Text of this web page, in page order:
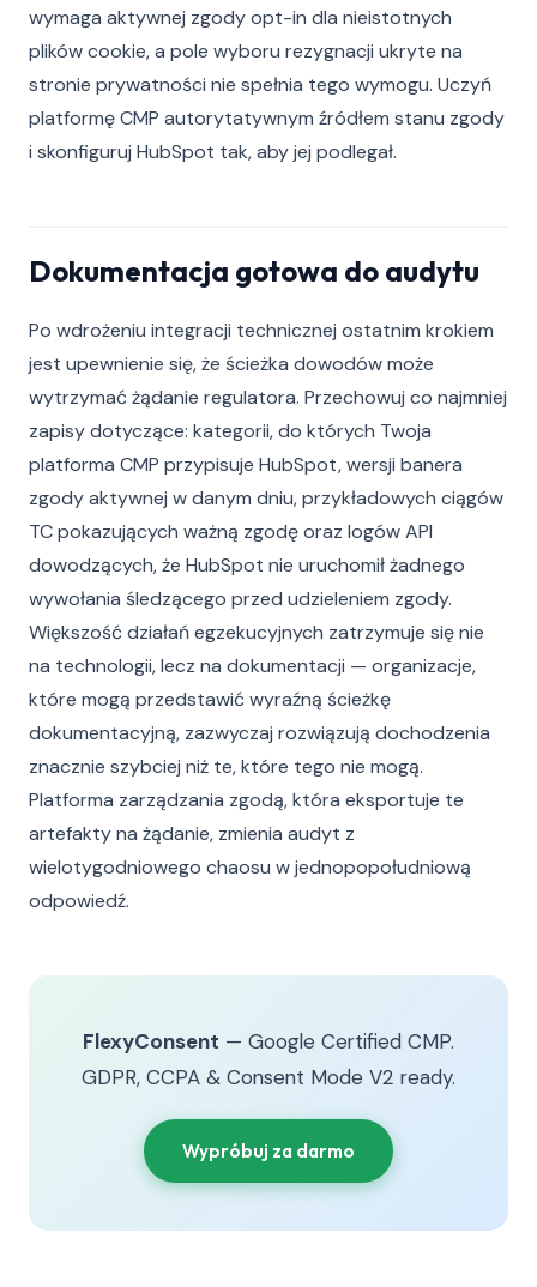
wymaga aktywnej zgody opt-in dla nieistotnych
plików cookie, a pole wyboru rezygnacji ukryte na
stronie prywatności nie spełnia tego wymogu. Uczyń
platformę CMP autorytatywnym źródłem stanu zgody
i skonfiguruj HubSpot tak, aby jej podlegał.
Dokumentacja gotowa do audytu
Po wdrożeniu integracji technicznej ostatnim krokiem
jest upewnienie się, że ścieżka dowodów może
wytrzymać żądanie regulatora. Przechowuj co najmniej
zapisy dotyczące: kategorii, do których Twoja
platforma CMP przypisuje HubSpot, wersji banera
zgody aktywnej w danym dniu, przykładowych ciągów
TC pokazujących ważną zgodę oraz logów API
dowodzących, że HubSpot nie uruchomił żadnego
wywołania śledzącego przed udzieleniem zgody.
Większość działań egzekucyjnych zatrzymuje się nie
na technologii, lecz na dokumentacji — organizacje,
które mogą przedstawić wyraźną ścieżkę
dokumentacyjną, zazwyczaj rozwiązują dochodzenia
znacznie szybciej niż te, które tego nie mogą.
Platforma zarządzania zgodą, która eksportuje te
artefakty na żądanie, zmienia audyt z
wielotygodniowego chaosu w jednopopołudniową
odpowiedź.
FlexyConsent — Google Certified CMP.
GDPR, CCPA & Consent Mode V2 ready.
Wypróbuj za darmo